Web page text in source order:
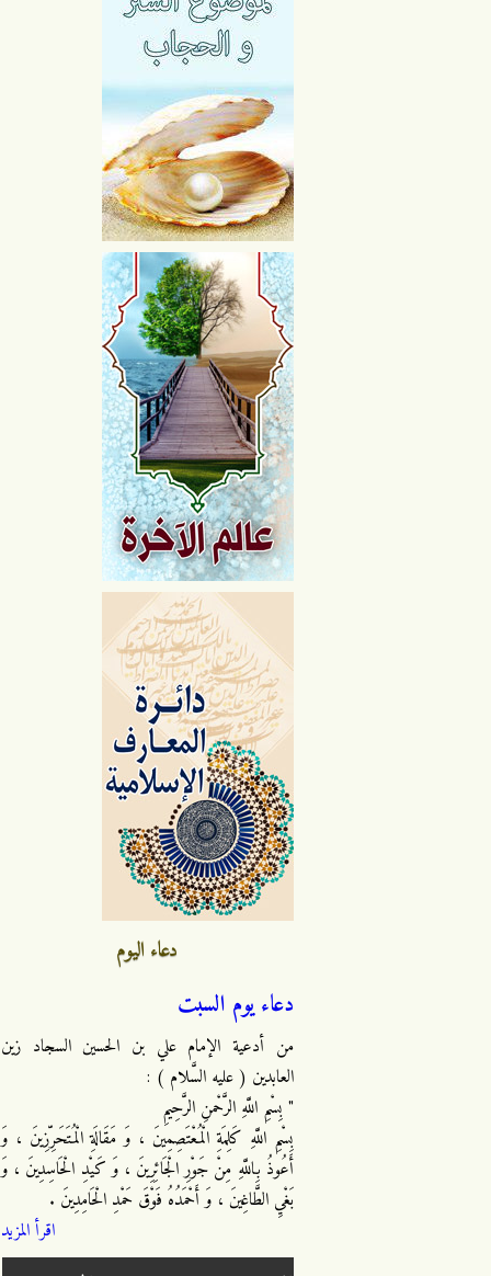
دعاء اليوم
دعاء يوم السبت
من أدعية الإمام علي بن الحسين السجاد زين
العابدين ( عليه السَّلام ) :
" بِسْمِ اللَّهِ الرَّحْمنِ الرَّحِيمِ
بِسْمِ اللَّهِ كَلِمَةِ الْمُعْتَصِمِينَ ، وَ مَقَالَةِ الْمُتَحَرِّزِينَ ، وَ
أَعُوذُ بِاللَّهِ مِنْ جَوْرِ الْجَائِرِينَ ، وَ كَيْدِ الْحَاسِدِينَ ، وَ
بَغْيِ الطَّاغِينَ ، وَ أَحْمَدُهُ فَوْقَ حَمْدِ الْحَامِدِينَ .
اقرأ المزيد